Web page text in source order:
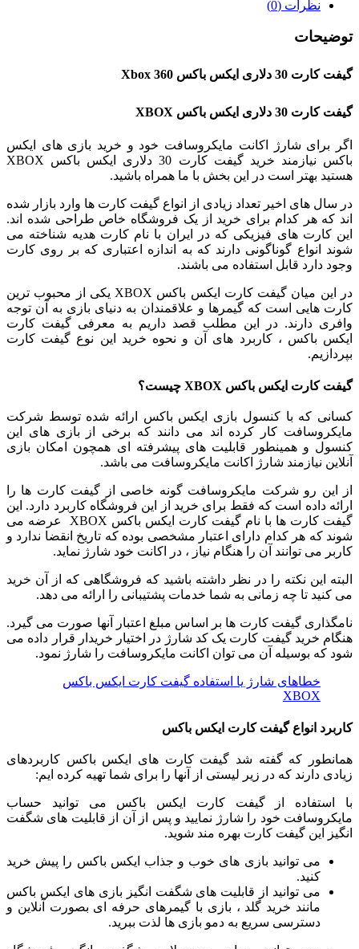
نظرات (0)
توضیحات
گیفت کارت 30 دلاری ایکس باکس Xbox 360
گیفت کارت 30 دلاری ایکس باکس XBOX
اگر برای شارژ اکانت مایکروسافت خود و خرید بازی های ایکس
باکس نیازمند خرید گیفت کارت 30 دلاری ایکس باکس XBOX
هستید بهتر است در این بخش با ما همراه باشید.
در سال های اخیر تعداد زیادی از انواع گیفت کارت ها وارد بازار شده
اند که هر کدام برای خرید از یک فروشگاه خاص طراحی شده اند.
این کارت های فیزیکی که در ایران با نام کارت هدیه شناخته می
شوند انواع گوناگونی دارند که به اندازه اعتباری که بر روی کارت
وجود دارد قابل استفاده می باشند.
در این میان گیفت کارت ایکس باکس XBOX یکی از محبوب ترین
کارت هایی است که گیمرها و علاقمندان به دنیای بازی به آن توجه
وافری دارند. در این مطلب قصد داریم به معرفی گیفت کارت
ایکس باکس ، کاربرد های آن و نحوه خرید این نوع گیفت کارت
بپردازیم.
گیفت کارت ایکس باکس XBOX چیست؟
کسانی که با کنسول بازی ایکس باکس ارائه شده توسط شرکت
مایکروسافت کار کرده اند می دانند که برخی از بازی های این
کنسول و همینطور قابلیت های پیشرفته ای همچون امکان بازی
آنلاین نیازمند شارژ اکانت مایکروسافت می باشد.
از این رو شرکت مایکروسافت گونه خاصی از گیفت کارت ها را
ارائه داده است که فقط برای خرید از این فروشگاه کاربرد دارد. این
گیفت کارت ها با نام گیفت کارت ایکس باکس XBOX عرضه می
شوند که هر کدام دارای اعتبار مشخصی بوده که تاریخ انقضا ندارد و
کاربر می توانند آن را هنگام نیاز ، در اکانت خود شارژ نماید.
البته این نکته را در نظر داشته باشید که فروشگاهی که از آن خرید
می کنید تا چه زمانی به شما خدمات پشتیبانی را ارائه می دهد.
نامگذاری گیفت کارت ها بر اساس مبلغ اعتبار آنها صورت می گیرد.
هنگام خرید گیفت کارت یک کد شارژ در اختیار خریدار قرار داده می
شود که بوسیله آن می توان اکانت مایکروسافت را شارژ نمود.
خطاهای شارژ یا استفاده گیفت کارت ایکس باکس
XBOX
کاربرد انواع گیفت کارت ایکس باکس
همانطور که گفته شد گیفت کارت های ایکس باکس کاربردهای
زیادی دارند که در زیر لیستی از آنها را برای شما تهیه کرده ایم:
با استفاده از گیفت کارت ایکس باکس می توانید حساب
مایکروسافت خود را شارژ نمایید و پس از آن از قابلیت های شگفت
انگیز این گیفت کارت بهره مند شوید.
می توانید بازی های خوب و جذاب ایکس باکس را پیش خرید
کنید.
می توانید از قابلیت های شگفت انگیز بازی های ایکس باکس
مانند خرید گلد ، بازی با گیمرهای حرفه ای بصورت آنلاین و
دسترسی سریع به دمو بازی ها لذت ببرید.